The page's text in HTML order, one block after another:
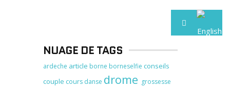
NUAGE DE TAGS
ardeche article borne borneselfie conseils
couple cours danse drome grossesse